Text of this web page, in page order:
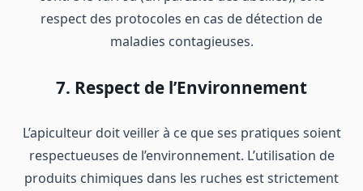
respect des protocoles en cas de détection de
maladies contagieuses.
7. Respect de l’Environnement
L’apiculteur doit veiller à ce que ses pratiques soient
respectueuses de l’environnement. L’utilisation de
produits chimiques dans les ruches est strictement